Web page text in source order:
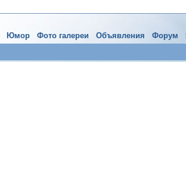
Юмор Фото галереи Объявления Форум